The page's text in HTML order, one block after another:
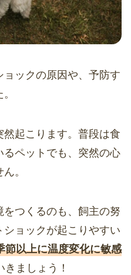
ックの原因や、予防す
然起こります。普段は食
ペットでも、突然の心
。
つくるのも、飼主の努
ョックが起こりやすい
節以上に温度変化に敏感
ましょう！